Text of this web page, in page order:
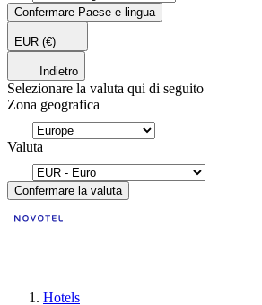
Confermare Paese e lingua
EUR (€)
Indietro
Selezionare la valuta qui di seguito
Zona geografica
Valuta
Confermare la valuta
Hotels